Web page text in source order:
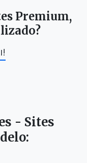
Premium,
- Sites